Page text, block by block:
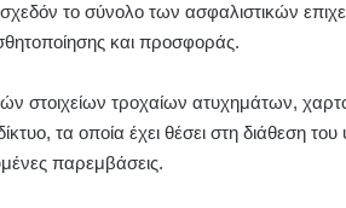
το σύνολο των ασφαλιστικών
και προσφοράς.
στοιχείων τροχαίων ατυχημάτων,
τα οποία έχει θέσει στη διάθεση
παρεμβάσεις.